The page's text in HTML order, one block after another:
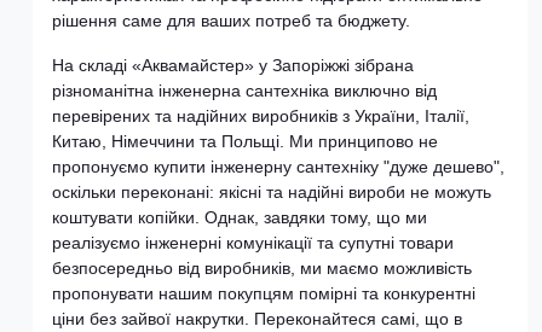
рішення саме для ваших потреб та бюджету.
На складі «Аквамайстер» у Запоріжжі зібрана
різноманітна інженерна сантехніка виключно від
перевірених та надійних виробників з України, Італії,
Китаю, Німеччини та Польщі. Ми принципово не
пропонуємо купити інженерну сантехніку "дуже дешево",
оскільки переконані: якісні та надійні вироби не можуть
коштувати копійки. Однак, завдяки тому, що ми
реалізуємо інженерні комунікації та супутні товари
безпосередньо від виробників, ми маємо можливість
пропонувати нашим покупцям помірні та конкурентні
ціни без зайвої накрутки. Переконайтеся самі, що в